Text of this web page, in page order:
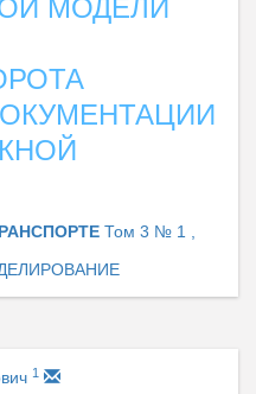
МОДЕЛИ
Том 3 № 1 ,
1